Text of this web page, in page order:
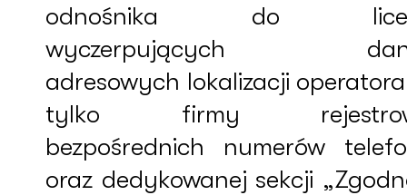
odnośnika do
wyczerpujących
adresowych lokalizacji
tylko firmy
bezpośrednich numerów
oraz dedykowanej sekcji